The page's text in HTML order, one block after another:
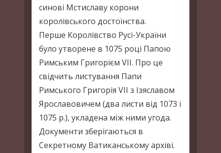
синові Мстиславу корони
королівського достоїнства.
Перше Королівство Русі-України
було утворене в 1075 році Папою
Римським Григорієм VII. Про це
свідчить листування Папи
Римського Григорія VII з Ізяславом
Ярославовичем (два листи від 1073 і
1075 р.), укладена між ними угода.
Документи зберігаються в
Секретному Ватиканському архіві.